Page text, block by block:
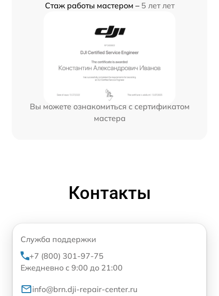
Стаж работы мастером – 5 лет лет
Вы можете ознакомиться с сертификатом
мастера
Контакты
Служба поддержки
+7 (800) 301-97-75
Ежедневно с 9:00 до 21:00
info@brn.dji-repair-center.ru